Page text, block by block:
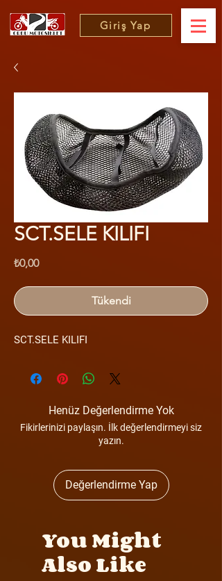
Giriş Yap
SCT.SELE KILIFI
₺0,00Fiyat
Tükendi
SCT.SELE KILIFI
Henüz Değerlendirme Yok
Fikirlerinizi paylaşın. İlk değerlendirmeyi siz
yazın.
Değerlendirme Yap
You Might
Also Like